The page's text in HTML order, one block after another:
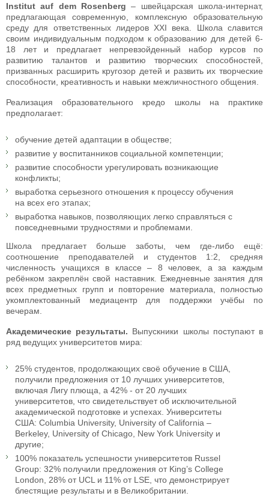
Institut auf dem Rosenberg – швейцарская школа-интернат,
предлагающая современную, комплексную образовательную
среду для ответственных лидеров XXI века. Школа славится
своим индивидуальным подходом к образованию для детей 6-
18 лет и предлагает непревзойденный набор курсов по
развитию талантов и развитию творческих способностей,
призванных расширить кругозор детей и развить их творческие
способности, креативность и навыки межличностного общения.
Реализация образовательного кредо школы на практике
предполагает:
обучение детей адаптации в обществе;
развитие у воспитанников социальной компетенции;
развитие способности урегулировать возникающие
конфликты;
выработка серьезного отношения к процессу обучения
на всех его этапах;
выработка навыков, позволяющих легко справляться с
повседневными трудностями и проблемами.
Школа предлагает больше заботы, чем где-либо ещё:
соотношение преподавателей и студентов 1:2, средняя
численность учащихся в классе – 8 человек, а за каждым
ребёнком закреплён свой наставник. Ежедневные занятия для
всех предметных групп и повторение материала, полностью
укомплектованный медиацентр для поддержки учёбы по
вечерам.
Академические результаты. Выпускники школы поступают в
ряд ведущих университетов мира:
25% студентов, продолжающих своё обучение в США,
получили предложения от 10 лучших университетов,
включая Лигу плюща, а 42% - от 20 лучших
университетов, что свидетельствует об исключительной
академической подготовке и успехах. Университеты
США: Columbia University, University of California –
Berkeley, University of Chicago, New York University и
другие;
100% показатель успешности университетов Russel
Group: 32% получили предложения от King’s College
London, 28% от UCL и 11% от LSE, что демонстрирует
блестящие результаты и в Великобритании.